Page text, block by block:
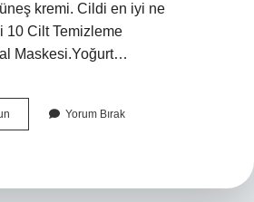
kremi. Cildi en iyi ne
10 Cilt Temizleme
Maskesi.Yoğurt…
Mi
Yorum Bırak